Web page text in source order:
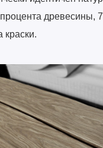
древесины,
краски.